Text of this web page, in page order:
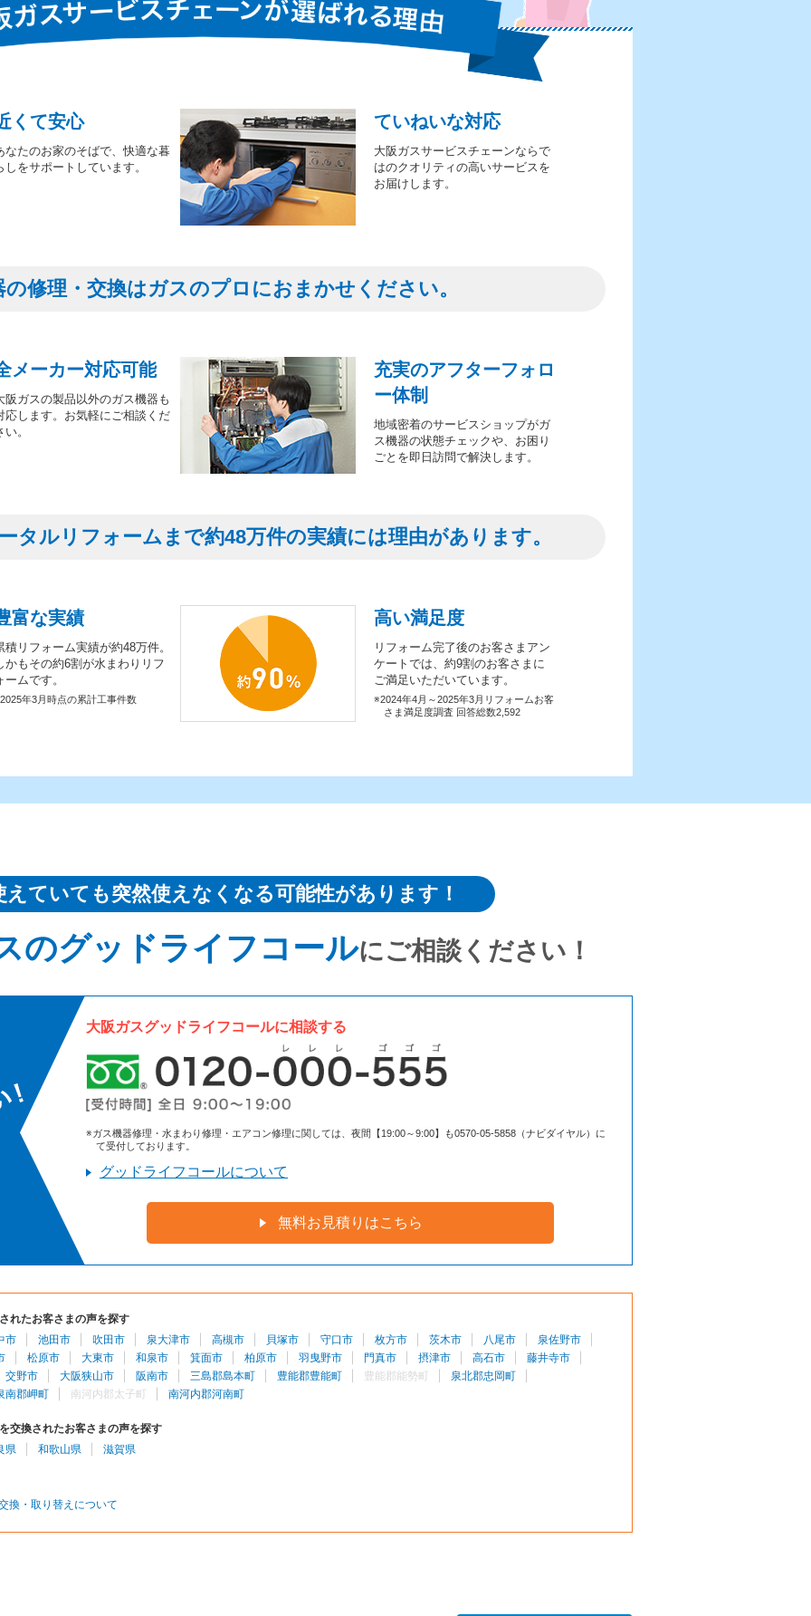
くて安心
なたのお家のそばで、快適な暮
しをサポートしています。
ていねいな対応
大阪ガスサービスチェーンならで
はのクオリティの高いサービスを
お届けします。
の修理・交換はガスのプロにおまかせください。
メーカー対応可能
阪ガスの製品以外のガス機器も
応します。お気軽にご相談くだ
い。
充実のアフターフォロ
ー体制
地域密着のサービスショップがガ
ス機器の状態チェックや、お困り
ごとを即日訪問で解決します。
タルリフォームまで約48万件の実績には理由があります。
富な実績
積リフォーム実績が約48万件。
かもその約6割が水まわりリフ
ームです。
年3月時点の累計工事件数
高い満足度
リフォーム完了後のお客さまアン
ケートでは、約9割のお客さまに
ご満足いただいています。
※2024年4月～2025年3月リフォームお客
さま満足度調査 回答総数2,592
えていても突然使えなくなる可能性があります！
のグッドライフコールにご相談ください！
大阪ガスグッドライフコールに相談する
※ガス機器修理・水まわり修理・エアコン修理に関しては、夜間【19:00～9:00】も0570-05-5858（ナビダイヤル）に
て受付しております。
グッドライフコールについて
無料お見積りはこちら
れたお客さまの声を探す
市
池田市 吹田市 泉大津市 高槻市 貝塚市 守口市 枚方市 茨木市 八尾市
泉佐野市
松原市 大東市 和泉市 箕面市 柏原市 羽曳野市 門真市 摂津市 高石市
藤井寺市
交野市
大阪狭山市 阪南市 三島郡島本町 豊能郡豊能町 豊能郡能勢町
泉北郡忠岡町
南郡岬町
南河内郡太子町 南河内郡河南町
交換されたお客さまの声を探す
県
和歌山県 滋賀県
換・取り替えについて